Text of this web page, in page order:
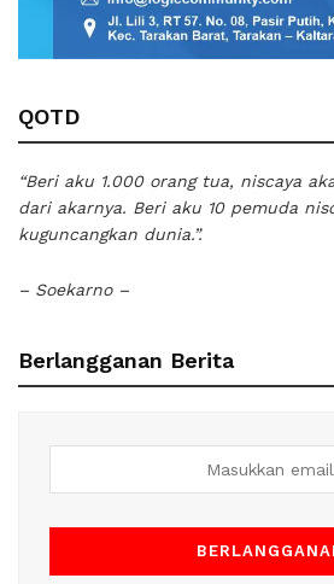
QOTD
“Beri aku 1.000 orang tua, niscaya
dari akarnya. Beri aku 10 pemuda
kuguncangkan dunia.”.
– Soekarno –
Berlangganan Berita